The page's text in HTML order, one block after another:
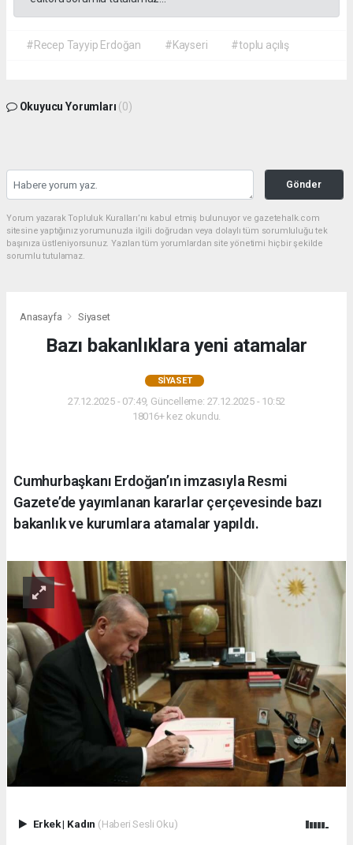
#Recep Tayyip Erdoğan #Kayseri #toplu açılış
Okuyucu Yorumları (0)
Gönder
Yorum yazarak Topluluk Kuralları’nı kabul etmiş bulunuyor ve gazetehalk.com
sitesine yaptığınız yorumunuzla ilgili doğrudan veya dolaylı tüm sorumluluğu tek
başınıza üstleniyorsunuz. Yazılan tüm yorumlardan site yönetimi hiçbir şekilde
sorumlu tutulamaz.
Anasayfa Siyaset
Bazı bakanlıklara yeni atamalar
SIYASET
27.12.2025 - 07:49, Güncelleme: 27.12.2025 - 10:52
18016+ kez okundu.
Cumhurbaşkanı Erdoğan’ın imzasıyla Resmi
Gazete’de yayımlanan kararlar çerçevesinde bazı
bakanlık ve kurumlara atamalar yapıldı.
Erkek| Kadın (Haberi Sesli Oku)